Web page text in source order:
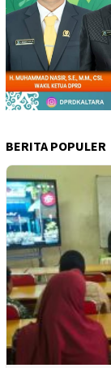
BERITA POPULER